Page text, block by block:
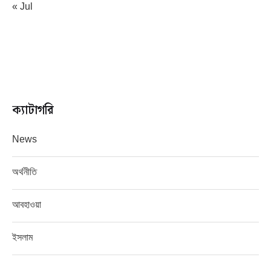
« Jul
ক্যাটাগরি
News
অর্থনীতি
আবহাওয়া
ইসলাম